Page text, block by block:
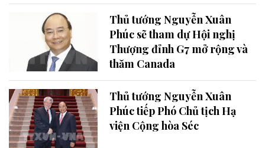
Thủ tướng Nguyễn Xuân
Phúc sẽ tham dự Hội nghị
Thượng đỉnh G7 mở rộng và
thăm Canada
Thủ tướng Nguyễn Xuân
Phúc tiếp Phó Chủ tịch Hạ
viện Cộng hòa Séc